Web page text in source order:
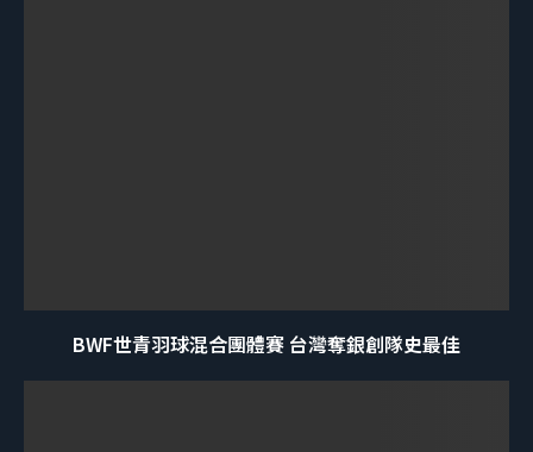
BWF世青羽球混合團體賽 台灣奪銀創隊史最佳